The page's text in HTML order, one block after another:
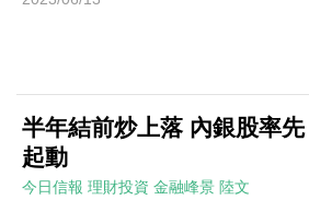
半年結前炒上落 內銀股率先
起動
今日信報 理財投資 金融峰景 陸文